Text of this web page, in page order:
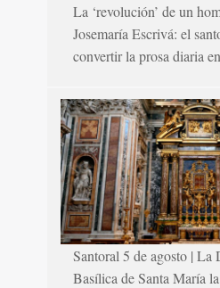
La ‘revolución’ de un
Josemaría Escrivá: el
convertir la prosa diaria
Santoral 5 de agosto | La
Basílica de Santa María